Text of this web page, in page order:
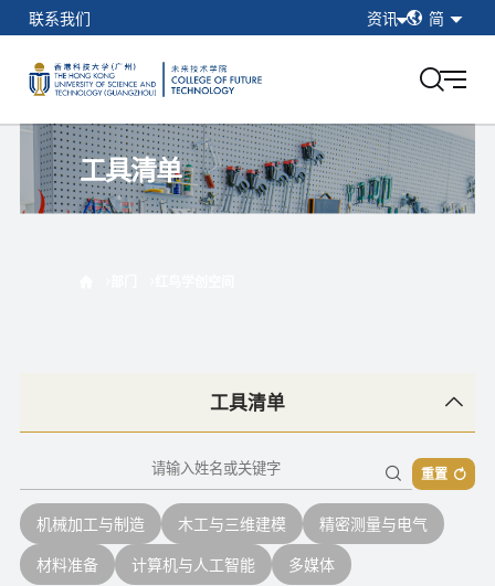
联系我们
资讯
校友
香港科技大学（广州）
简
简
繁
工具清单
工具清单
红鸟学创大教室
工具清单 重置
机械加工与制造 木工与三维建模 精密测量与电气
材料准备 计算机与人工智能 多媒体